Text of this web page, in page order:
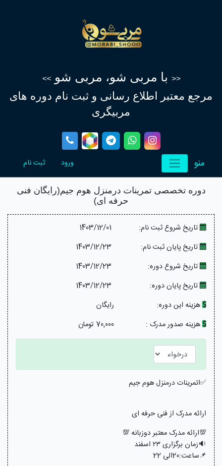
<< با مربی شو، مربی شو>>
مرجع معتبر اطلاع‌ رسانی و ثبت نام دوره های
مربیگری
منو ورود ثبت نام
(current)
دوره تخصصی تمرینات درمنزل هوم جیم(رایگان فنی
حرفه ای)
تاریخ شروع ثبت نام:
تاریخ پایان ثبت نام:
تاریخ شروع دوره:
تاریخ پایان دوره:
هزینه این دوره:
رایگان
هزینه صدور مدرک :
✅اتمرینات درمنزل هوم جیم
ارائه مدرک از فنی حرفه ای
💯ارائه مدرک معتبر دوزبانه 💯
🔉زمان برگزاری ۲۳ اسفند
📌ساعت:20الی 22